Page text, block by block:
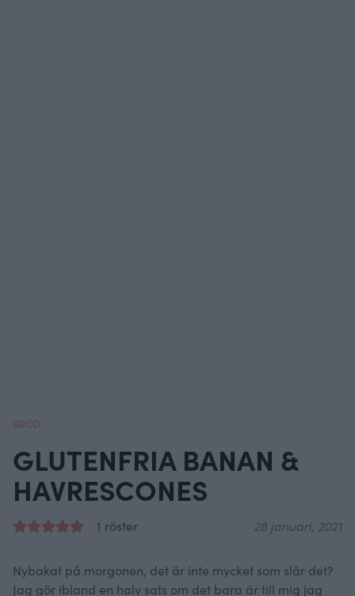
BRÖD
GLUTENFRIA BANAN &
HAVRESCONES
1 röster 28 januari, 2021
Nybakat på morgonen, det är inte mycket som slår det?
Jag gör ibland en halv sats om det bara är till mig jag